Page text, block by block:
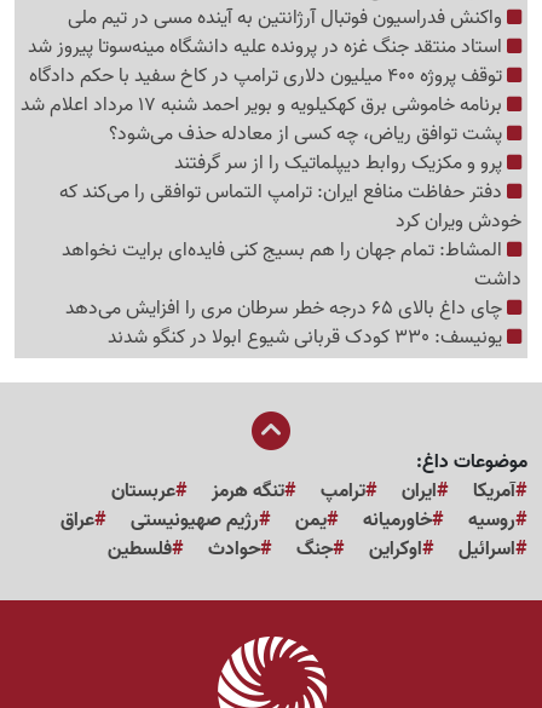
واکنش فدراسیون فوتبال آرژانتین به آینده مسی در تیم ملی
استاد منتقد جنگ غزه در پرونده علیه دانشگاه مینه‌سوتا پیروز شد
توقف پروژه 400 میلیون دلاری ترامپ در کاخ سفید با حکم دادگاه
برنامه خاموشی برق کهکیلویه و بویر احمد شنبه 17 مرداد اعلام شد
پشت توافق ریاض، چه کسی از معادله حذف می‌شود؟
پرو و مکزیک روابط دیپلماتیک را از سر گرفتند
دفتر حفاظت منافع ایران: ترامپ التماس توافقی را می‌کند که
خودش ویران کرد
المشاط: تمام جهان را هم بسیج کنی فایده‌ای برایت نخواهد
داشت
چای داغ بالای 65 درجه خطر سرطان مری را افزایش می‌دهد
یونیسف: 330 کودک قربانی شیوع ابولا در کنگو شدند
موضوعات داغ:
آمریکا
ایران ترامپ تنگه هرمز
عربستان
روسیه
خاورمیانه یمن رژیم صهیونیستی
عراق
اسرائیل
اوکراین جنگ حوادث فلسطین